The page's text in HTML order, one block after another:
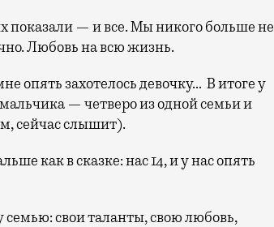
показали — и все. Мы никого больше не
Любовь на всю жизнь.
опять захотелось девочку… В итоге у
— четверо из одной семьи и
сейчас слышит).
как в сказке: нас 14, и у нас опять
свои таланты, свою любовь,